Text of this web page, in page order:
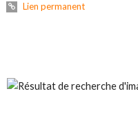
Lien permanent